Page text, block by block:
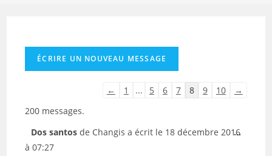
Navigation
liste
← 1 ... 5 6 7 8 9 10
→
200 messages.
Dos santosde Changis a écrit le 18 décembre 2016
à 07:27
...Ouvrir/